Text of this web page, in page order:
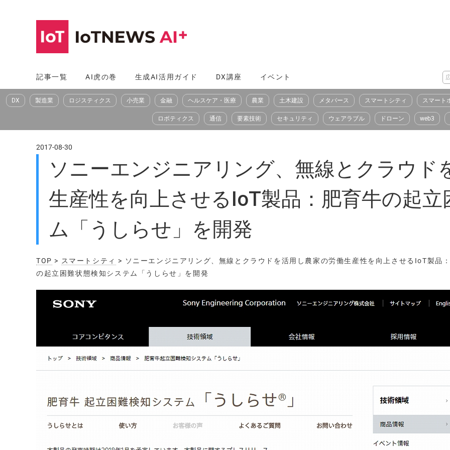
へ
ス
記事一覧 AI虎の巻 生成AI活用ガイド DX講座 イベント
DX 製造業 ロジスティクス 小売業 金融 ヘルスケア・医療 農業 土木建設 メタバース スマートシティ スマート
ロボティクス 通信 要素技術 セキュリティ ウェアラブル ドローン web3
2017-08-30
ソニーエンジニアリング、無線とクラウド
生産性を向上させるIoT製品：肥育牛の起
ム「うしらせ」を開発
TOP > スマートシティ
> ソニーエンジニアリング、無線とクラウドを活用し農家の労働生産性を向上させるIoT製品
の起立困難状態検知システム「うしらせ」を開発